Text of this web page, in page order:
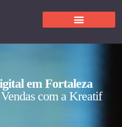
em Fortaleza
com a Kreatif